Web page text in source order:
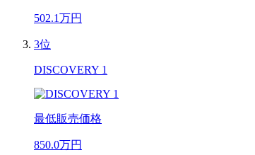
502.1万円
3位
DISCOVERY 1
最低販売価格
850.0万円